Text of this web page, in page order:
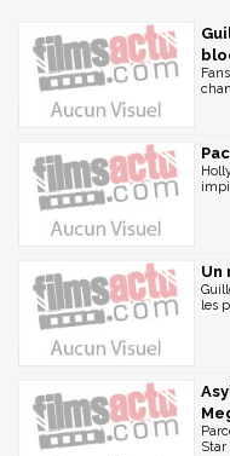
Un
les
Star